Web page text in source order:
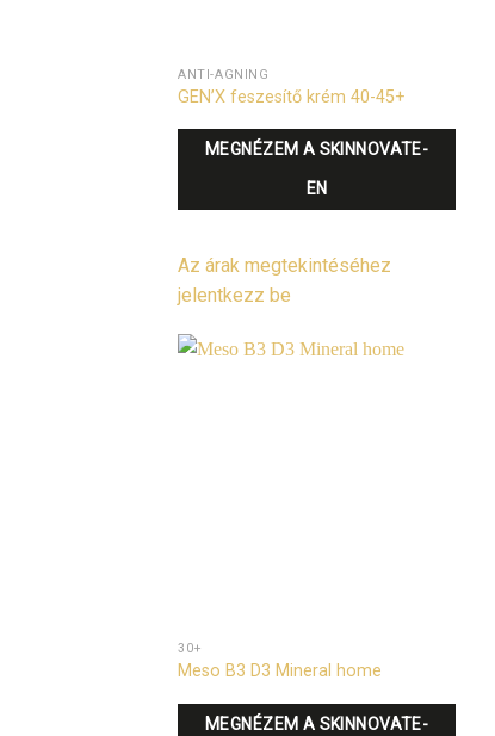
ANTI-AGNING
GEN’X feszesítő krém 40-45+
MEGNÉZEM A SKINNOVATE-
EN
Az árak megtekintéséhez
jelentkezz be
30+
Meso B3 D3 Mineral home
MEGNÉZEM A SKINNOVATE-